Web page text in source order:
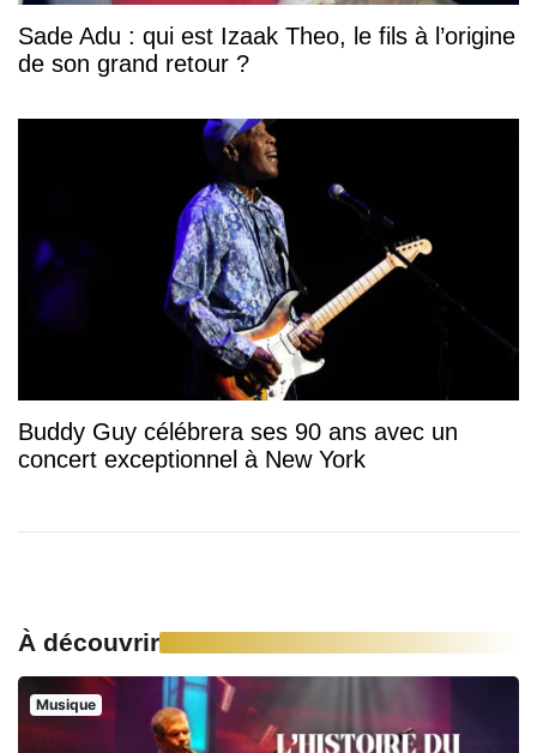
Sade Adu : qui est Izaak Theo, le fils à l’origine
de son grand retour ?
Buddy Guy célébrera ses 90 ans avec un
concert exceptionnel à New York
À découvrir
Musique